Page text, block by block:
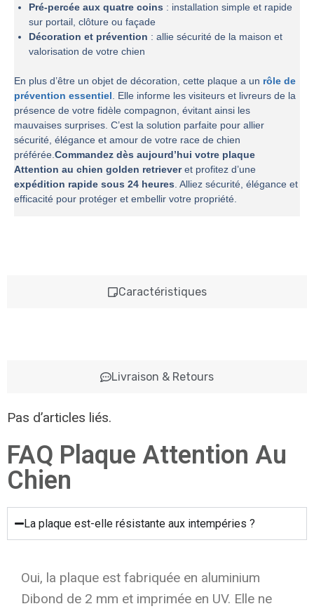
Caractéristiques
Livraison & Retours
Pré-percée aux quatre coins : installation simple et rapide
sur portail, clôture ou façade
Décoration et prévention : allie sécurité de la maison et
valorisation de votre chien
En plus d’être un objet de décoration, cette plaque a un rôle de
prévention essentiel. Elle informe les visiteurs et livreurs de la
présence de votre fidèle compagnon, évitant ainsi les
mauvaises surprises. C’est la solution parfaite pour allier
sécurité, élégance et amour de votre race de chien
préférée.Commandez dès aujourd’hui votre plaque
Attention au chien golden retrieveret profitez d’une
expédition rapide sous 24 heures. Alliez sécurité, élégance et
efficacité pour protéger et embellir votre propriété.
Pas d’articles liés.
FAQ Plaque Attention Au
Chien
La plaque est-elle résistante aux intempéries ?
Oui, la plaque est fabriquée en aluminium
Dibond de 2 mm et imprimée en UV. Elle ne